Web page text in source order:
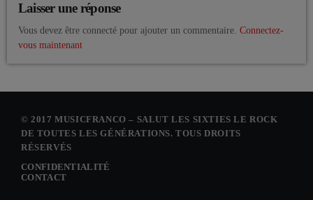
Laisser une réponse
Vous devez être connecté pour ajouter un commentaire. Connectez-
vous maintenant
© 2017 MUSICFRANCO – SALUT LES SIXTIES LE ROCK
DE TOUTES LES GÉNÉRATIONS. TOUS DROITS
RÉSERVÉS
CONFIDENTIALITÉ
CONTACT